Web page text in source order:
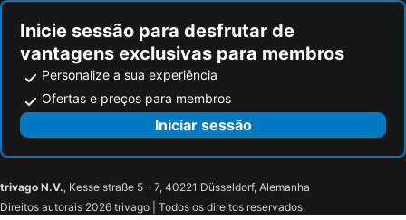
Inicie sessão para desfrutar de
vantagens exclusivas para membros
Personalize a sua experiência
Ofertas e preços para membros
Iniciar sessão
trivago N.V., Kesselstraße 5 – 7, 40221 Düsseldorf, Alemanha
Direitos autorais 2026 trivago | Todos os direitos reservados.